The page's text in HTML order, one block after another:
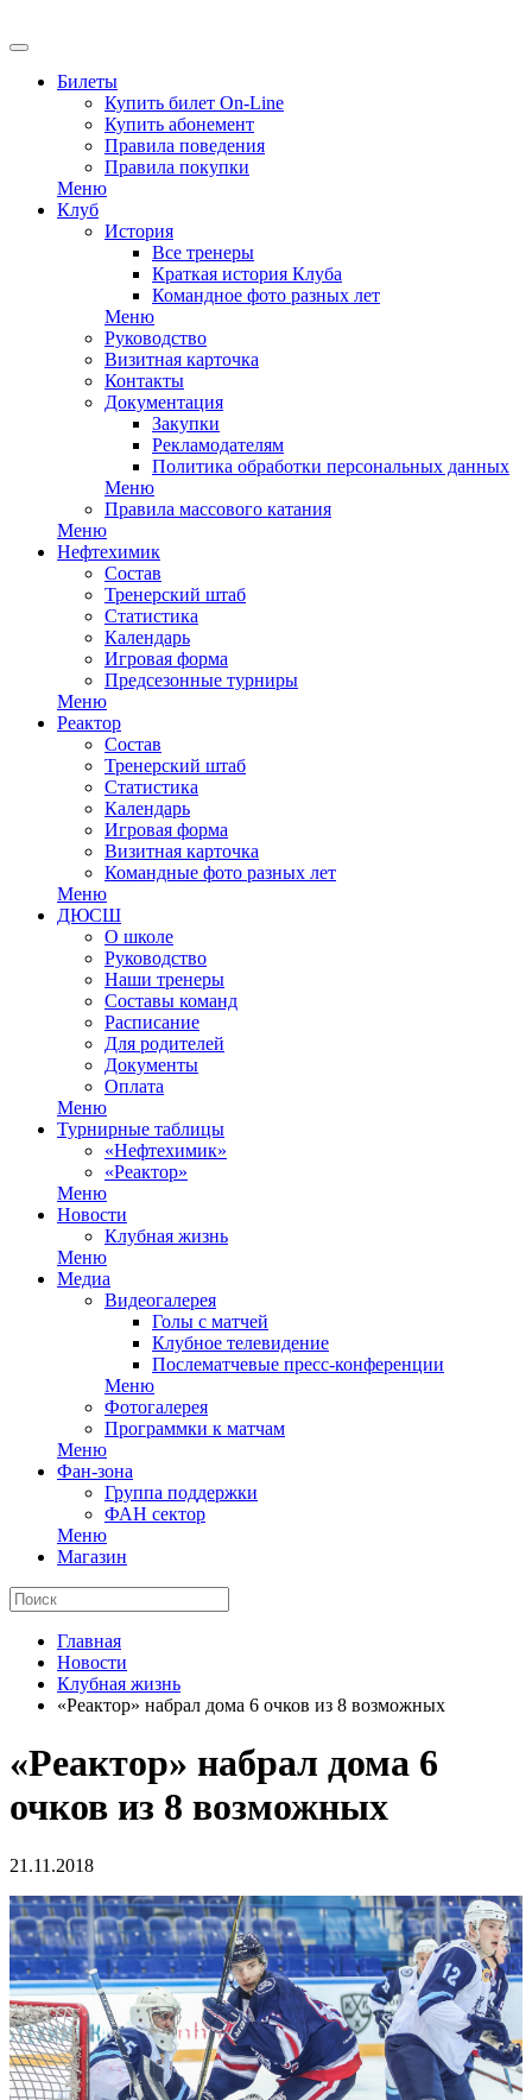
Билеты
Купить билет On-Line
Купить абонемент
Правила поведения
Правила покупки
Меню
Клуб
История
Все тренеры
Краткая история Клуба
Командное фото разных лет
Меню
Руководство
Визитная карточка
Контакты
Документация
Закупки
Рекламодателям
Политика обработки персональных данных
Меню
Правила массового катания
Меню
Нефтехимик
Состав
Тренерский штаб
Статистика
Календарь
Игровая форма
Предсезонные турниры
Меню
Реактор
Состав
Тренерский штаб
Статистика
Календарь
Игровая форма
Визитная карточка
Командные фото разных лет
Меню
ДЮСШ
О школе
Руководство
Наши тренеры
Составы команд
Расписание
Для родителей
Документы
Оплата
Меню
Турнирные таблицы
«Нефтехимик»
«Реактор»
Меню
Новости
Клубная жизнь
Меню
Медиа
Видеогалерея
Голы с матчей
Клубное телевидение
Послематчевые пресс-конференции
Меню
Фотогалерея
Программки к матчам
Меню
Фан-зона
Группа поддержки
ФАН сектор
Меню
Магазин
Главная
Новости
Клубная жизнь
«Реактор» набрал дома 6 очков из 8 возможных
«Реактор» набрал дома 6
очков из 8 возможных
21.11.2018